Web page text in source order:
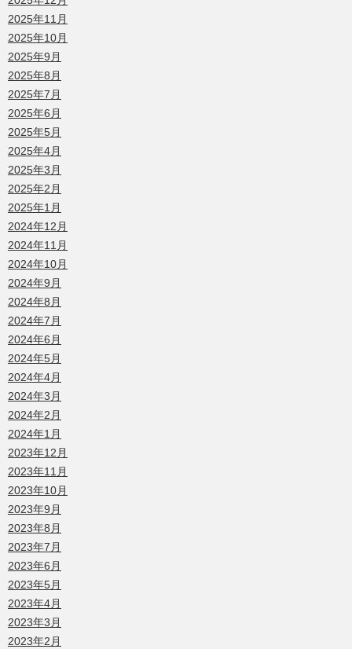
2025年11月
2025年10月
2025年9月
2025年8月
2025年7月
2025年6月
2025年5月
2025年4月
2025年3月
2025年2月
2025年1月
2024年12月
2024年11月
2024年10月
2024年9月
2024年8月
2024年7月
2024年6月
2024年5月
2024年4月
2024年3月
2024年2月
2024年1月
2023年12月
2023年11月
2023年10月
2023年9月
2023年8月
2023年7月
2023年6月
2023年5月
2023年4月
2023年3月
2023年2月